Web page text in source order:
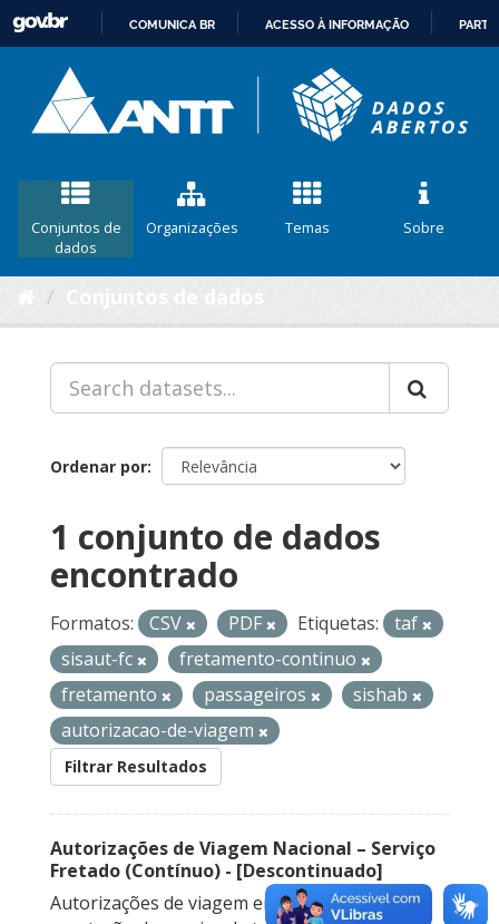
CONTEÚDO
COMUNICA BR ACESSO À INFORMAÇÃO
Conjuntos de
dados
Organizações Temas Sobre
Ordenar por
1 conjunto de dados
encontrado
Formatos: CSV PDF Etiquetas:
taf
sisaut-fc
fretamento-continuo
fretamento
passageiros
sishab
autorizacao-de-viagem
Filtrar Resultados
Autorizações de Viagem Nacional – Serviço
Fretado (Contínuo) - [Descontinuado]
Autorizações de viagem emitidas para a